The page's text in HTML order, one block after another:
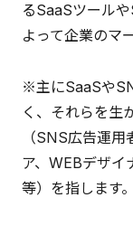
るSaaSツール
よって企業のマ
※主にSaaSや
く、それらを生
（SNS広告運
ア、WEBデザイ
等）を指します。